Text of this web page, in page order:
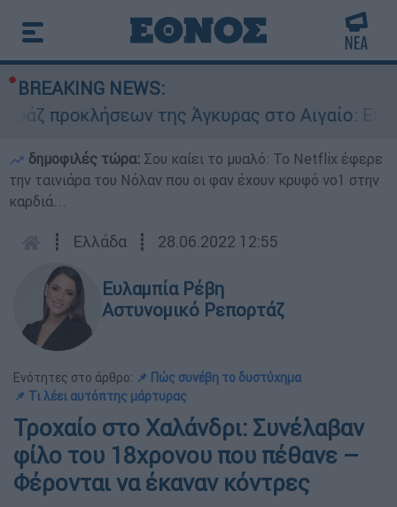
BREAKING NEWS:
της Άγκυρας στο Αιγαίο:
δημοφιλές τώρα: Σου καίει το μυαλό: Το Netflix έφερε
την ταινιάρα του Νόλαν που οι φαν έχουν κρυφό νο1 στην
καρδιά...
┋ Ελλάδα ┋ 28.06.2022 12:55
Ευλαμπία Ρέβη
Αστυνομικό Ρεπορτάζ
Ενότητες στο άρθρο: 📌 Πώς συνέβη το δυστύχημα
📌 Τι λέει αυτόπτης μάρτυρας
Τροχαίο στο Χαλάνδρι: Συνέλαβαν
φίλο του 18χρονου που πέθανε –
Φέρονται να έκαναν κόντρες